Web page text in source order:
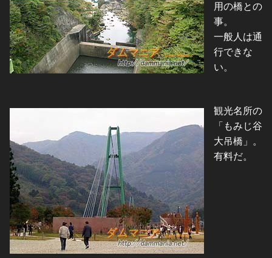
用の橋との
事。
一般人は通
行できな
い。
観光名所の
「もみじ谷
大吊橋」。
有料だ。